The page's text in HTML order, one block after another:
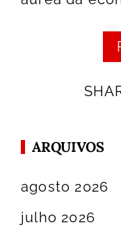
ARQUIVOS
agosto 2026
julho 2026